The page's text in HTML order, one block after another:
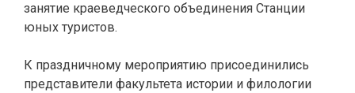
занятие краеведческого объединения Станции
юных туристов.
К праздничному мероприятию присоединились
представители факультета истории и филологии